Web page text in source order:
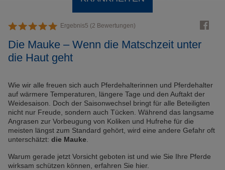
Ergebnis5 (2 Bewertungen)
Die Mauke – Wenn die Matschzeit unter
die Haut geht
Wie wir alle freuen sich auch Pferdehalterinnen und Pferdehalter
auf wärmere Temperaturen, längere Tage und den Auftakt der
Weidesaison. Doch der Saisonwechsel bringt für alle Beteiligten
nicht nur Freude, sondern auch Tücken. Während das langsame
Angrasen zur Vorbeugung von Koliken und Hufrehe für die
meisten längst zum Standard gehört, wird eine andere Gefahr oft
unterschätzt: die Mauke
Warum gerade jetzt Vorsicht geboten ist und wie Sie Ihre Pferde
wirksam schützen können, erfahren Sie hier.